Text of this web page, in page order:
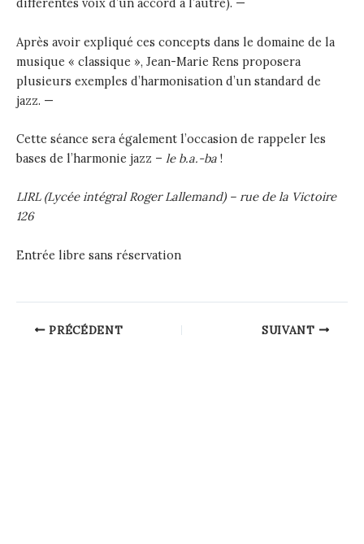
Après avoir expliqué ces concepts dans le domaine de la
musique « classique », Jean-Marie Rens proposera
plusieurs exemples d’harmonisation d’un standard de
jazz. —
Cette séance sera également l’occasion de rappeler les
bases de l’harmonie jazz – le b.a.-ba !
LIRL (Lycée intégral Roger Lallemand) – rue de la Victoire
126
Entrée libre sans réservation
Post PRÉCÉDENT SUIVANT